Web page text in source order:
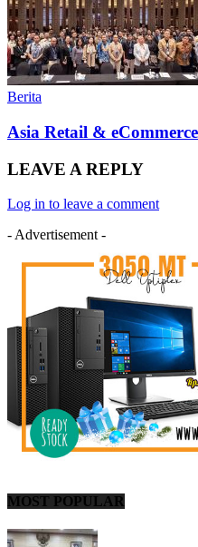
Berita
Asia Retail &
LEAVE A REPLY
Log in to leave a comment
- Advertisement -
MOST POPULAR